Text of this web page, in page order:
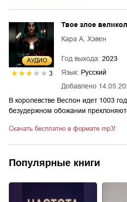
AУДИО
3
Добавлено
Твое злое
Кара А. Хэвен
Год выхода: 2023
Язык: Русский
В королевстве Веспон идет 1003
безудержном обожании
Скачать бесплатно в формате mp3!
Популярные книги